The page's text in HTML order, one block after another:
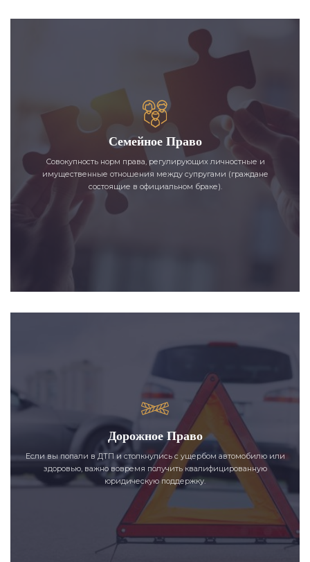
Семейное Право
Совокупность норм права, регулирующих личностные и
имущественные отношения между супругами (граждане
состоящие в официальном браке).
Дорожное Право
Если вы попали в ДТП и столкнулись с ущербом автомобилю или
здоровью, важно вовремя получить квалифицированную
юридическую поддержку.